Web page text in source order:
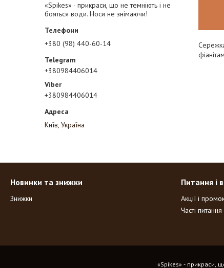
«Spikes» - прикраси, що не темніють і не
бояться води. Носи не знімаючи!
+380 (98) 440-60-14
+380984406014
+380984406014
Київ, Україна
Новинки та знижки
Знижки
Питання і
Акції і
Часті питання